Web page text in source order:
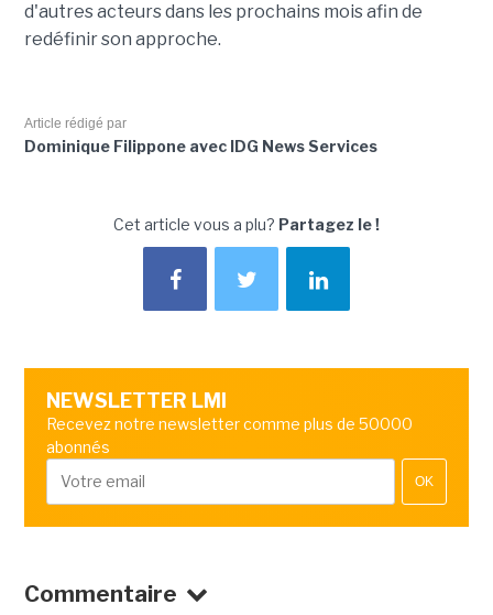
d'autres acteurs dans les prochains mois afin de
redéfinir son approche.
Article rédigé par
Dominique Filippone avec IDG News Services
Cet article vous a plu? Partagez le !
NEWSLETTER LMI
Recevez notre newsletter comme plus de 50000
abonnés
OK
Commentaire